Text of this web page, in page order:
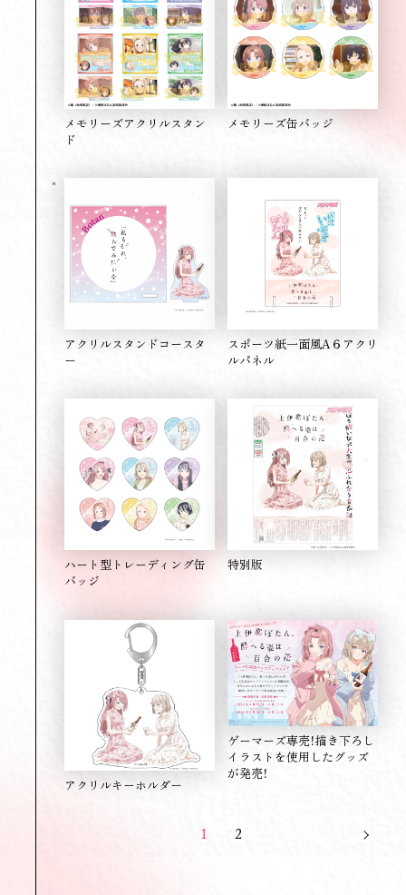
メモリーズアクリルスタン
ド
メモリーズ缶バッジ
アクリルスタンドコースタ
ー
スポーツ紙一面風A６アクリ
ルパネル
ハート型トレーディング缶
バッジ
特別版
アクリルキーホルダー
ゲーマーズ専売！描き下ろし
イラストを使用したグッズ
が発売！
1 2